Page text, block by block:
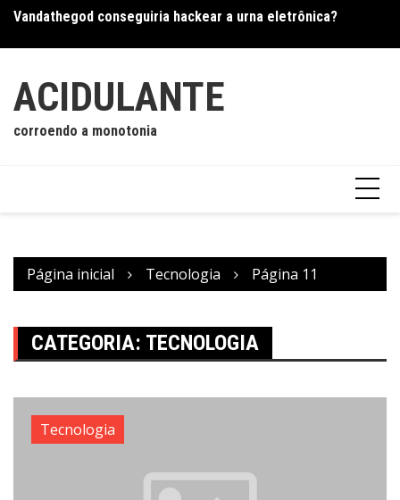
o
Vandathegod conseguiria hackear a urna eletrônica?
ACIDULANTE
corroendo a monotonia
Página inicial Tecnologia Página 11
CATEGORIA: TECNOLOGIA
Tecnologia